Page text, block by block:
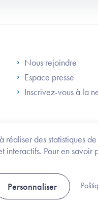
des statistiques
Pour en
Personnaliser
Footer Left
Nous rejoindre
Espace presse
Inscrivez-vous à la
Gestion des cookies